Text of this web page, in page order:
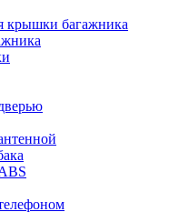
крышки багажника